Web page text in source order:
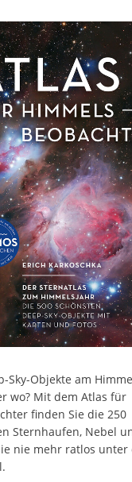
Sky-Objekte am
wo? Mit dem Atlas für
finden Sie die 250
Sternhaufen, Nebel
nie mehr ratlos unter